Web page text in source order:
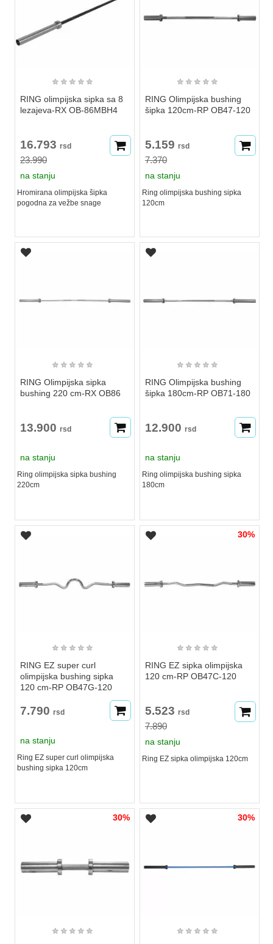
★ ★ ★ ★ ★
RING olimpijska sipka sa 8
lezajeva-RX OB-86MBH4
16.793 rsd
23.990
na stanju
Hromirana olimpijska šipka
pogodna za vežbe snage
★ ★ ★ ★ ★
RING Olimpijska bushing
šipka 120cm-RP OB47-120
5.159 rsd
7.370
na stanju
Ring olimpijska bushing sipka
120cm
★ ★ ★ ★ ★
RING Olimpijska sipka
bushing 220 cm-RX OB86
13.900 rsd
na stanju
Ring olimpijska sipka bushing
220cm
★ ★ ★ ★ ★
RING Olimpijska bushing
šipka 180cm-RP OB71-180
12.900 rsd
na stanju
Ring olimpijska bushing sipka
180cm
★ ★ ★ ★ ★
RING EZ super curl
olimpijska bushing sipka
120 cm-RP OB47G-120
7.790 rsd
na stanju
Ring EZ super curl olimpijska
bushing sipka 120cm
30%
★ ★ ★ ★ ★
RING EZ sipka olimpijska
120 cm-RP OB47C-120
5.523 rsd
7.890
na stanju
Ring EZ sipka olimpijska 120cm
30%
★ ★ ★ ★ ★
30%
★ ★ ★ ★ ★